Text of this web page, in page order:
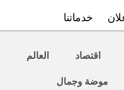
خدماتنا
اقتصاد العالم
موضة وجمال